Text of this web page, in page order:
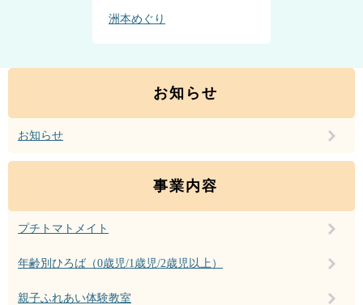
洲本めぐり
お知らせ
お知らせ
事業内容
プチトマトメイト
年齢別ひろば（0歳児/1歳児/2歳児以上）
親子ふれあい体験教室